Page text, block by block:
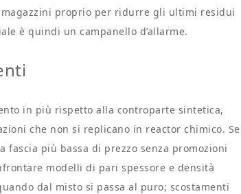
proprio per ridurre gli ultimi residui
è quindi un campanello d’allarme.
in più rispetto alla controparte sintetica,
che non si replicano in reactor chimico. Se
fascia più bassa di prezzo senza promozioni
modelli di pari spessore e densità
dal misto si passa al puro; scostamenti